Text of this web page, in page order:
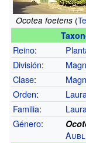
Ocotea foetens (
Reino:
División:
Clase:
Orden:
Familia:
Género: